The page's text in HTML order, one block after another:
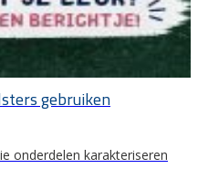
gebruiken
onderdelen karakteriseren